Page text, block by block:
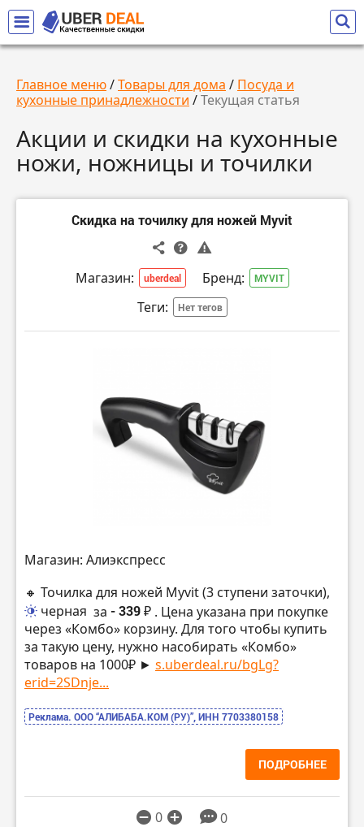
Главное меню/Товары для дома / Посуда и
кухонные принадлежности /Текущая статья
Акции и скидки на кухонные
ножи, ножницы и точилки
Скидка на точилку для ножей Myvit
Магазин: uberdeal Бренд: MYVIT
Теги: Нет тегов
Магазин: Алиэкспресс
🔸 Точилка для ножей Myvit (3 ступени заточки),
черная за - 339 ₽ . Цена указана при покупке
через «Комбо» корзину. Для того чтобы купить
за такую цену, нужно насобирать «Комбо»
товаров на 1000₽ ► s.uberdeal.ru/bgLg?
erid=2SDnje...
Реклама. ООО “АЛИБАБА.КОМ (РУ)”, ИНН 7703380158
ПОДРОБНЕЕ
0 0